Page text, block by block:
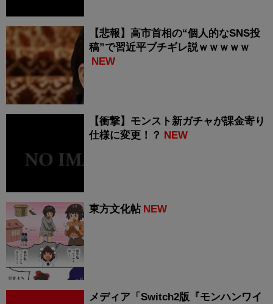
【悲報】高市首相の“個人的なSNS投
稿”で習近平ブチギレ説ｗｗｗｗｗ
NEW
【衝撃】モンスト新ガチャが課金寄り
仕様に変更！？ NEW
東方文化帖 NEW
メディア「Switch2版『モンハンワイ